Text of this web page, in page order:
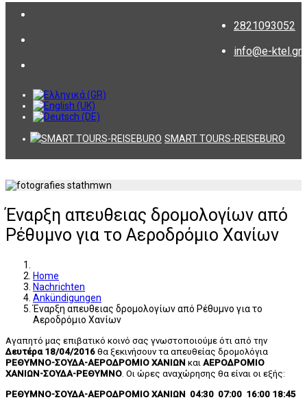
2821093052
info@e-ktel.gr
SMART TOURS-REISEBURO
Έναρξη απευθειας δρομολογίων από
Ρέθυμνο για το Αεροδρόμιο Χανίων
Home
Nachrichten
Ankündigungen
Έναρξη απευθειας δρομολογίων από Ρέθυμνο για το
Αεροδρόμιο Χανίων
Αγαπητό μας επιβατικό κοινό σας γνωστοποιούμε ότι από την
Δευτέρα 18/04/2016 θα ξεκινήσουν τα απευθείας δρομολόγια
ΡΕΘΥΜΝΟ-ΣΟΥΔΑ-ΑΕΡΟΔΡΟΜΙΟ ΧΑΝΙΩΝ και ΑΕΡΟΔΡΟΜΙΟ
ΧΑΝΙΩΝ-ΣΟΥΔΑ-ΡΕΘΥΜΝΟ . Οι ώρες αναχώρησης θα είναι οι εξής:
ΡΕΘΥΜΝΟ-ΣΟΥΔΑ-ΑΕΡΟΔΡΟΜΙΟ ΧΑΝΙΩΝ 04:30 07:00 16:00 18:45